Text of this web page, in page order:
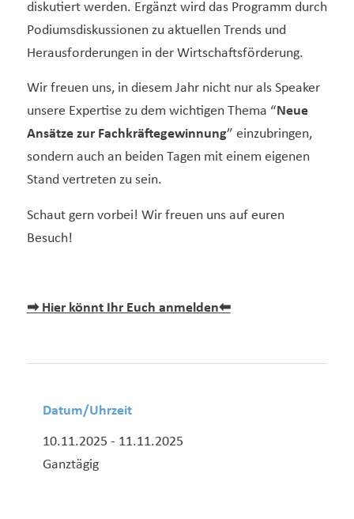
diskutiert werden. Ergänzt wird das Programm durch
Podiumsdiskussionen zu aktuellen Trends und
Herausforderungen in der Wirtschaftsförderung.
Wir freuen uns, in diesem Jahr nicht nur als Speaker
unsere Expertise zu dem wichtigen Thema “Neue
Ansätze zur Fachkräftegewinnung” einzubringen,
sondern auch an beiden Tagen mit einem eigenen
Stand vertreten zu sein.
Schaut gern vorbei! Wir freuen uns auf euren
Besuch!
➡ Hier könnt Ihr Euch anmelden⬅
Datum/Uhrzeit
10.11.2025 - 11.11.2025
Ganztägig